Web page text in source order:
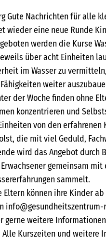
Gute Nachrichten für alle
wieder eine neue Runde
werden die Kurse
über acht Einheiten
im Wasser zu
weiter
der Woche finden ohne
konzentrieren und
von den
die mit viel Geduld,
wird das Angebot
gemeinsam
sammelt.
Eltern können ihre Kinder
gerne weitere
Alle Kurszeiten und